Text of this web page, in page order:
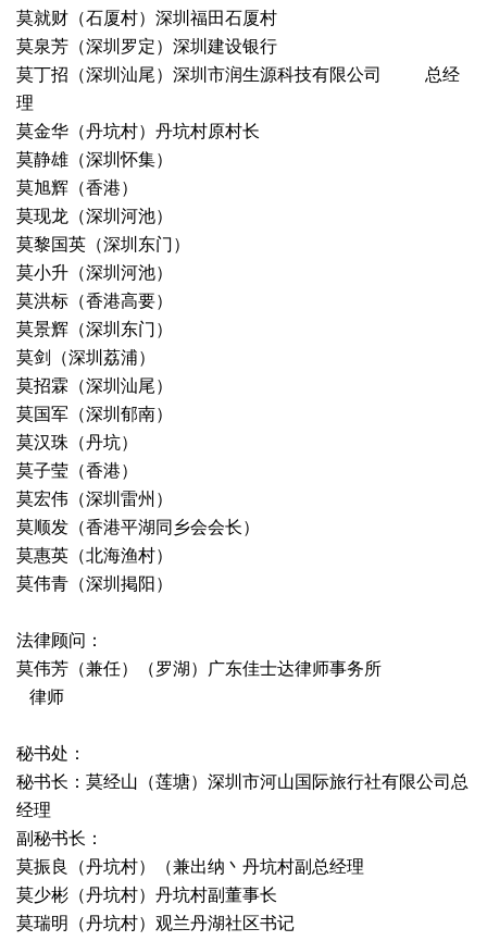
莫就财（石厦村）深圳福田石厦村
莫泉芳（深圳罗定）深圳建设银行
莫丁招（深圳汕尾）深圳市润生源科技有限公司 总经
理
莫金华（丹坑村）丹坑村原村长
莫静雄（深圳怀集）
莫旭辉（香港）
莫现龙（深圳河池）
莫黎国英（深圳东门）
莫小升（深圳河池）
莫洪标（香港高要）
莫景辉（深圳东门）
莫剑（深圳荔浦）
莫招霖（深圳汕尾）
莫国军（深圳郁南）
莫汉珠（丹坑）
莫子莹（香港）
莫宏伟（深圳雷州）
莫顺发（香港平湖同乡会会长）
莫惠英（北海渔村）
莫伟青（深圳掲阳）
法律顾问：
莫伟芳（兼任）（罗湖）广东佳士达律师事务所
律师
秘书处：
秘书长：莫经山（莲塘）深圳市河山国际旅行社有限公司总
经理
副秘书长：
莫振良（丹坑村）（兼出纳丶丹坑村副总经理
莫少彬（丹坑村）丹坑村副董事长
莫瑞明（丹坑村）观兰丹湖社区书记